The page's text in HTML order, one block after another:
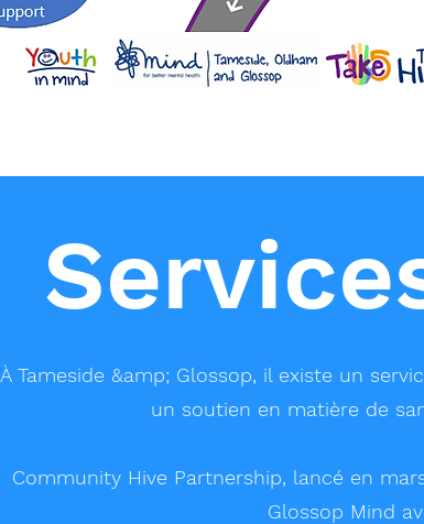
À Tameside &amp; Glossop, il existe un
un soutien en matière de
Community Hive Partnership, lancé en
Glossop Mind